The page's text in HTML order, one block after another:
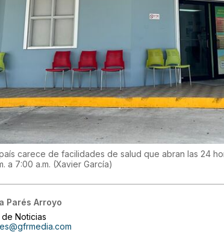
carece de facilidades de salud que abran las 24
a 7:00 a.m. (Xavier García)
Parés Arroyo
Noticias